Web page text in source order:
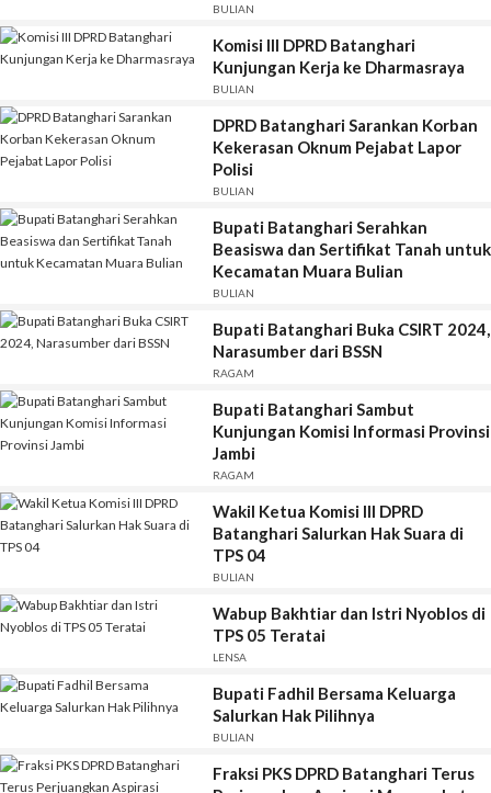
BULIAN
Komisi III DPRD Batanghari
Kunjungan Kerja ke Dharmasraya
BULIAN
DPRD Batanghari Sarankan Korban
Kekerasan Oknum Pejabat Lapor
Polisi
BULIAN
Bupati Batanghari Serahkan
Beasiswa dan Sertifikat Tanah untuk
Kecamatan Muara Bulian
BULIAN
Bupati Batanghari Buka CSIRT 2024,
Narasumber dari BSSN
RAGAM
Bupati Batanghari Sambut
Kunjungan Komisi Informasi Provinsi
Jambi
RAGAM
Wakil Ketua Komisi III DPRD
Batanghari Salurkan Hak Suara di
TPS 04
BULIAN
Wabup Bakhtiar dan Istri Nyoblos di
TPS 05 Teratai
LENSA
Bupati Fadhil Bersama Keluarga
Salurkan Hak Pilihnya
BULIAN
Fraksi PKS DPRD Batanghari Terus